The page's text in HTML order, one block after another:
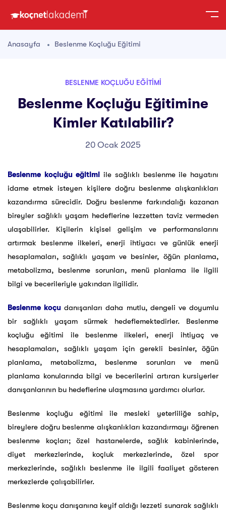
Anasayfa Beslenme Koçluğu Eğitimi
BESLENME KOÇLUĞU EĞITIMI
Beslenme Koçluğu Eğitimine
Kimler Katılabilir?
20 Ocak 2025
Beslenme koçluğu eğitimi ile sağlıklı beslenme ile hayatını
idame etmek isteyen kişilere doğru beslenme alışkanlıkları
kazandırma sürecidir. Doğru beslenme farkındalığı kazanan
bireyler sağlıklı yaşam hedeflerine lezzetten taviz vermeden
ulaşabilirler. Kişilerin kişisel gelişim ve performanslarını
artırmak beslenme ilkeleri, enerji ihtiyacı ve günlük enerji
hesaplamaları, sağlıklı yaşam ve besinler, öğün planlama,
metabolizma, beslenme sorunları, menü planlama ile ilgili
bilgi ve becerileriyle yakından ilgilidir.
Beslenme koçu danışanları daha mutlu, dengeli ve doyumlu
bir sağlıklı yaşam sürmek hedeflemektedirler. Beslenme
koçluğu eğitimi ile beslenme ilkeleri, enerji ihtiyaç ve
hesaplamaları, sağlıklı yaşam için gerekli besinler, öğün
planlama, metabolizma, beslenme sorunları ve menü
planlama konularında bilgi ve becerilerini artıran kursiyerler
danışanlarının bu hedeflerine ulaşmasına yardımcı olurlar.
Beslenme koçluğu eğitimi ile mesleki yeterliliğe sahip,
bireylere doğru beslenme alışkanlıkları kazandırmayı öğrenen
beslenme koçları; özel hastanelerde, sağlık kabinlerinde,
diyet merkezlerinde, koçluk merkezlerinde, özel spor
merkezlerinde, sağlıklı beslenme ile ilgili faaliyet gösteren
merkezlerde çalışabilirler.
Beslenme koçu danışanına keyif aldığı lezzeti sunarak sağlıklı